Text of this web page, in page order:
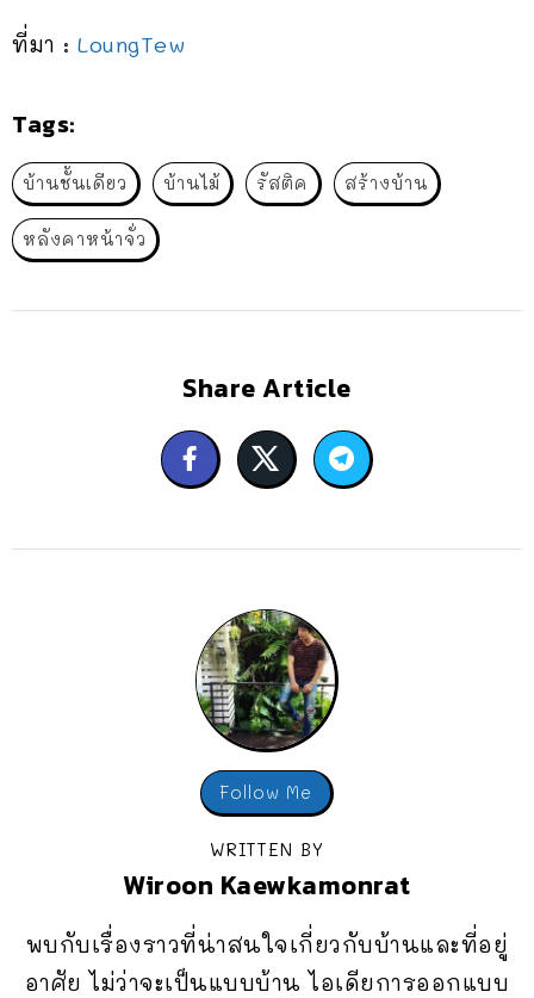
ที่มา : LoungTew
Tags:
บ้านชั้นเดียว บ้านไม้ รัสติค สร้างบ้าน
หลังคาหน้าจั่ว
Share Article
Follow Me
WRITTEN BY
Wiroon Kaewkamonrat
พบกับเรื่องราวที่น่าสนใจเกี่ยวกับบ้านและที่อยู่
อาศัย ไม่ว่าจะเป็นแบบบ้าน ไอเดียการออกแบบ